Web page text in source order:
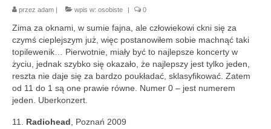
przez adam | wpis w: osobiste | 0
Zima za oknami, w sumie fajna, ale człowiekowi ckni się za
czymś cieplejszym już, więc postanowiłem sobie machnąć taki
topilewenik… Pierwotnie, miały być to najlepsze koncerty w
życiu, jednak szybko się okazało, że najlepszy jest tylko jeden,
reszta nie daje się za bardzo poukładać, sklasyfikować. Zatem
od 11 do 1 są one prawie równe. Numer 0 – jest numerem
jeden. Uberkonzert.
11. Radiohead , Poznań 2009